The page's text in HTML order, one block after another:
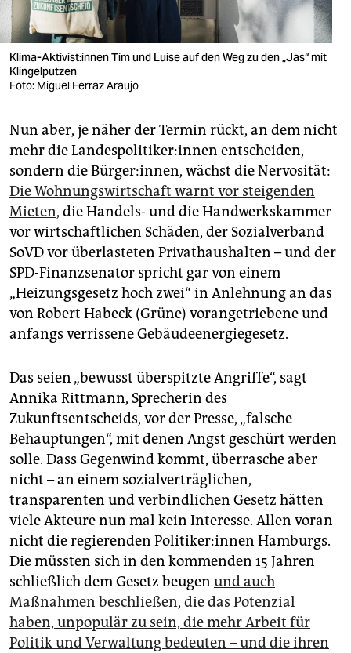
Klima-Aktivist:innen Tim und Luise auf den Weg zu den „Jas“ mit
Klingelputzen
Foto: Miguel Ferraz Araujo
Nun aber, je näher der Termin rückt, an dem nicht
mehr die Lan­des­po­li­ti­ke­r:in­nen entscheiden,
sondern die Bürger:innen, wächst die Nervosität:
Die Wohnungswirtschaft warnt vor steigenden
Mieten, die Handels- und die Handwerkskammer
vor wirtschaftlichen Schäden, der Sozialverband
SoVD vor überlasteten Privathaushalten – und der
SPD-Finanzsenator spricht gar von einem
„Heizungsgesetz hoch zwei“ in Anlehnung an das
von Robert Habeck (Grüne) vorangetriebene und
anfangs verrissene Gebäudeenergiegesetz.
Das seien „bewusst überspitzte Angriffe“, sagt
Annika Rittmann, Sprecherin des
Zukunftsentscheids, vor der Presse, „falsche
Behauptungen“, mit denen Angst geschürt werden
solle. Dass Gegenwind kommt, überrasche aber
nicht – an einem sozialverträglichen,
transparenten und verbindlichen Gesetz hätten
viele Akteure nun mal kein Interesse. Allen voran
nicht die regierenden Po­li­ti­ke­r:in­nen Hamburgs.
Die müssten sich in den kommenden 15 Jahren
schließlich dem Gesetz beugen und auch
Maßnahmen beschließen, die das Potenzial
haben, unpopulär zu sein, die mehr Arbeit für
Politik und Verwaltung bedeuten – und die ihren